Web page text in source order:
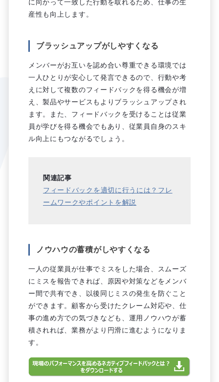
に向かって一致した行動を取れるため、仕事の生
産性も向上します。
ブラッシュアップがしやすくなる
メンバーがお互いを認め合い尊重できる環境では
一人ひとりが安心して発言できるので、行動や考
えに対して複数のフィードバックを得る機会が増
え、製品やサービスもよりブラッシュアップされ
ます。また、フィードバックを受けることは従業
員が学びを得る機会でもあり、従業員自身のスキ
ル向上にもつながるでしょう。
関連記事
フィードバックを適切に行うには？フレ
ームワークやポイントを解説
ノウハウの蓄積がしやすくなる
一人の従業員が仕事でミスをした場合、スムーズ
にミスを報告できれば、原因や対策などをメンバ
ー間で共有でき、以後同じミスの発生を防ぐこと
ができます。顧客から受けたクレーム対応や、仕
事の進め方での気づきなども、運用ノウハウが蓄
積されれば、業務がより円滑に進むようになりま
す。